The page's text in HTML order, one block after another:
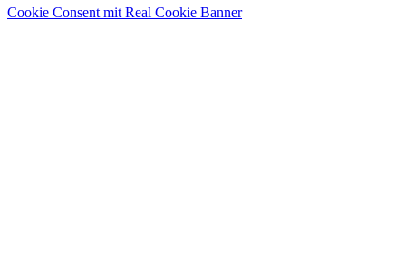
Cookie Consent mit Real Cookie Banner